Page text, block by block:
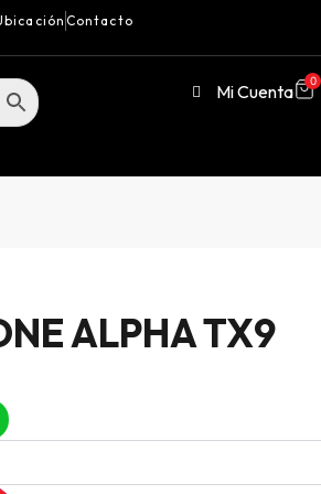
Contacto
Mi Cuenta 0
ALPHA TX9